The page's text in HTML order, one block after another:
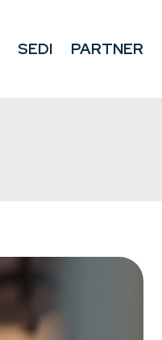
SEDI PARTNER